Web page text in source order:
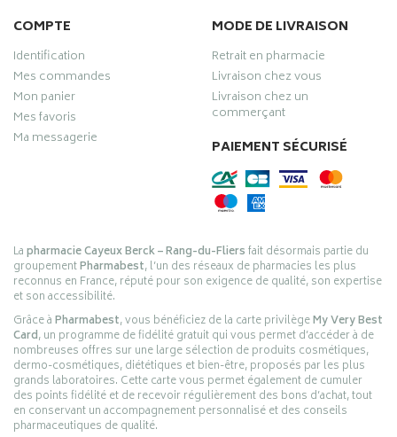
COMPTE
Identification
Mes commandes
Mon panier
Mes favoris
Ma messagerie
MODE DE LIVRAISON
Retrait en pharmacie
Livraison chez vous
Livraison chez un
commerçant
PAIEMENT SÉCURISÉ
Lapharmacie Cayeux Berck – Rang-du-Fliersfait désormais partie du
groupementPharmabest, l’un des réseaux de pharmacies les plus
reconnus en France, réputé pour son exigence de qualité, son expertise
et son accessibilité.
Grâce àPharmabest, vous bénéficiez de la carte privilègeMy Very Best
Card, un programme de fidélité gratuit qui vous permet d’accéder à de
nombreuses offres sur une large sélection de produits cosmétiques,
dermo-cosmétiques, diététiques et bien-être, proposés par les plus
grands laboratoires. Cette carte vous permet également de cumuler
des points fidélité et de recevoir régulièrement des bons d’achat, tout
en conservant un accompagnement personnalisé et des conseils
pharmaceutiques de qualité.